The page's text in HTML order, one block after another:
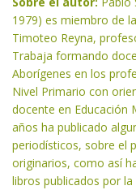
1979) es miembro de
Timoteo Reyna,
Trabaja formando
Aborígenes en los
Nivel Primario con
docente en Educación
años ha publicado
periodísticos, sobre el
originarios, como así
libros publicados por